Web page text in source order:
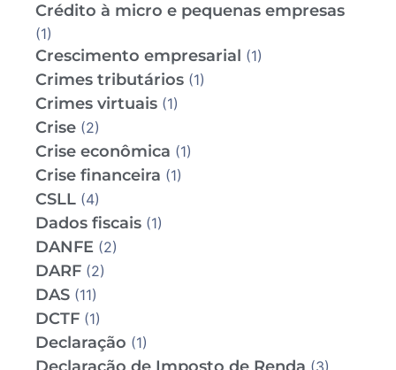
Crédito à micro e pequenas empresas
(1)
Crescimento empresarial (1)
Crimes tributários (1)
Crimes virtuais (1)
Crise (2)
Crise econômica (1)
Crise financeira (1)
CSLL (4)
Dados fiscais (1)
DANFE (2)
DARF (2)
DAS (11)
DCTF (1)
Declaração (1)